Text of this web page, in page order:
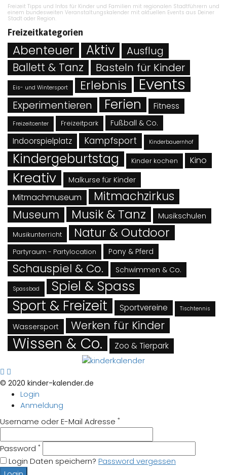
Freizeit Tipps und Infos für Kinder und Familien mit regionalen Stadtführern und
einem bundesweiten Veranstaltungskalender mit aktuellen Events aus Deiner
Stadt oder Region.
Freizeitkategorien
Abenteuer Aktiv Ausflug
Ballett & Tanz Basteln für Kinder
Eis- und Wintersport Erlebnis Events
Experimentieren Ferien Fitness
Freizeitcenter Freizeitpark Fußball & Co.
Indoorspielplatz Kampfsport Kinderbauernhof
Kindergeburtstag Kinder kochen Kino
Kreativ Malkurse für Kinder
Mitmachmuseum Mitmachzirkus
Museum Musik & Tanz Musikschulen
Musikunterricht Natur & Outdoor
Partyraum - Partylocation Pony & Pferd
Schauspiel & Co. Schwimmen & Co.
Spassbad Spiel & Spass
Sport & Freizeit Sportvereine Tischtennis
Wassersport Werken für Kinder
Wissen & Co. Zoo & Tierpark
© 2020 kinder-kalender.de
Login
Anmeldung
Username oder E-Mail Adresse *
Password *
Login Daten speichern? Password vergessen